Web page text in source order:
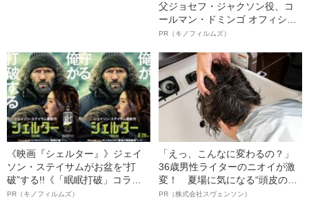
父ジョセフ・ジャクソン役、コ
ールマン・ドミンゴ オフィシャ
ルインタビュー“観客を魅了した
語る”《日本興収70億円突破》
PR（キノフィルムズ）
《映画『シェルター』》ジェイ
ソン・ステイサムがお盆を“打
破”する!!《「眠眠打破」コラ
ボ》
PR（キノフィルムズ）
「えっ、こんなに変わるの？」
36歳男性ライターのニオイが激
変！ 夏場に気になる“頭皮のニ
オイ”や“ベタつき”を解消す
PR（株式会社スヴェンソン）